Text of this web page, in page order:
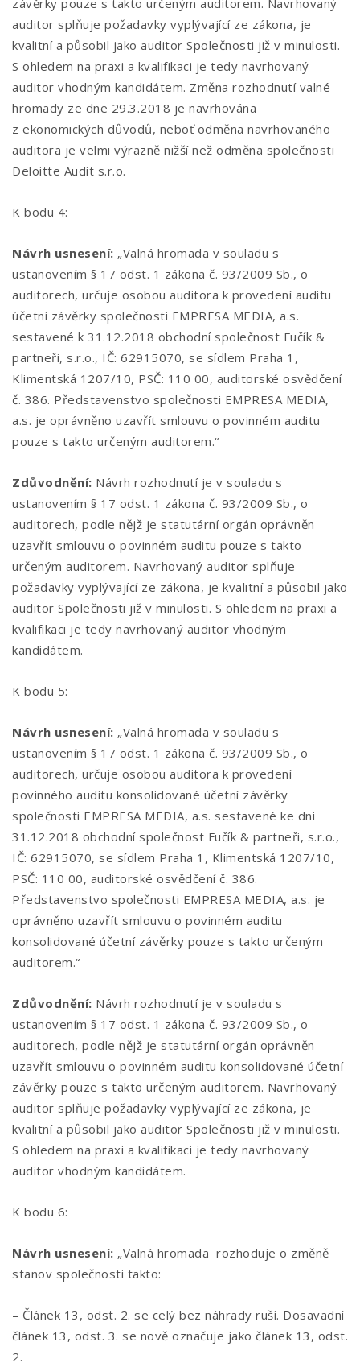
závěrky pouze s takto určeným auditorem. Navrhovaný
auditor splňuje požadavky vyplývající ze zákona, je
kvalitní a působil jako auditor Společnosti již v minulosti.
S ohledem na praxi a kvalifikaci je tedy navrhovaný
auditor vhodným kandidátem. Změna rozhodnutí valné
hromady ze dne 29.3.2018 je navrhována
z ekonomických důvodů, neboť odměna navrhovaného
auditora je velmi výrazně nižší než odměna společnosti
Deloitte Audit s.r.o.
K bodu 4:
Návrh usnesení: „Valná hromada v souladu s
ustanovením § 17 odst. 1 zákona č. 93/2009 Sb., o
auditorech, určuje osobou auditora k provedení auditu
účetní závěrky společnosti EMPRESA MEDIA, a.s.
sestavené k 31.12.2018 obchodní společnost Fučík &
partneři, s.r.o., IČ: 62915070, se sídlem Praha 1,
Klimentská 1207/10, PSČ: 110 00, auditorské osvědčení
č. 386. Představenstvo společnosti EMPRESA MEDIA,
a.s. je oprávněno uzavřít smlouvu o povinném auditu
pouze s takto určeným auditorem.“
Zdůvodnění: Návrh rozhodnutí je v souladu s
ustanovením § 17 odst. 1 zákona č. 93/2009 Sb., o
auditorech, podle nějž je statutární orgán oprávněn
uzavřít smlouvu o povinném auditu pouze s takto
určeným auditorem. Navrhovaný auditor splňuje
požadavky vyplývající ze zákona, je kvalitní a působil jako
auditor Společnosti již v minulosti. S ohledem na praxi a
kvalifikaci je tedy navrhovaný auditor vhodným
kandidátem.
K bodu 5:
Návrh usnesení: „Valná hromada v souladu s
ustanovením § 17 odst. 1 zákona č. 93/2009 Sb., o
auditorech, určuje osobou auditora k provedení
povinného auditu konsolidované účetní závěrky
společnosti EMPRESA MEDIA, a.s. sestavené ke dni
31.12.2018 obchodní společnost Fučík & partneři, s.r.o.,
IČ: 62915070, se sídlem Praha 1, Klimentská 1207/10,
PSČ: 110 00, auditorské osvědčení č. 386.
Představenstvo společnosti EMPRESA MEDIA, a.s. je
oprávněno uzavřít smlouvu o povinném auditu
konsolidované účetní závěrky pouze s takto určeným
auditorem.“
Zdůvodnění: Návrh rozhodnutí je v souladu s
ustanovením § 17 odst. 1 zákona č. 93/2009 Sb., o
auditorech, podle nějž je statutární orgán oprávněn
uzavřít smlouvu o povinném auditu konsolidované účetní
závěrky pouze s takto určeným auditorem. Navrhovaný
auditor splňuje požadavky vyplývající ze zákona, je
kvalitní a působil jako auditor Společnosti již v minulosti.
S ohledem na praxi a kvalifikaci je tedy navrhovaný
auditor vhodným kandidátem.
K bodu 6:
Návrh usnesení: „Valná hromada rozhoduje o změně
stanov společnosti takto:
– Článek 13, odst. 2. se celý bez náhrady ruší. Dosavadní
článek 13, odst. 3. se nově označuje jako článek 13, odst.
2.